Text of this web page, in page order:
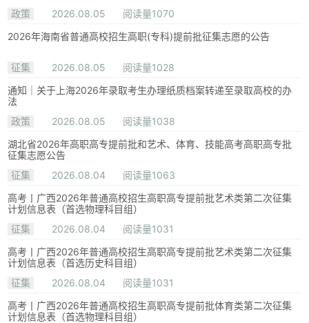
政策 2026.08.05
阅读量1070
2026年海南省普通高校招生高职(专科)提前批征集志愿的公告
征集 2026.08.05
阅读量1028
通知｜关于上海2026年录取考生办理纸质档案转递至录取高校的办
法
政策
2026.08.05
阅读量1038
湖北省2026年高职高专提前批和艺术、体育、技能高考高职高专批
征集志愿公告
征集
2026.08.04
阅读量1063
高考丨广西2026年普通高校招生高职高专提前批艺术类第二次征集
计划信息表（首选物理科目组）
征集
2026.08.04
阅读量1031
高考丨广西2026年普通高校招生高职高专提前批艺术类第二次征集
计划信息表（首选历史科目组）
征集
2026.08.04
阅读量1031
高考丨广西2026年普通高校招生高职高专提前批体育类第二次征集
计划信息表（首选物理科目组）